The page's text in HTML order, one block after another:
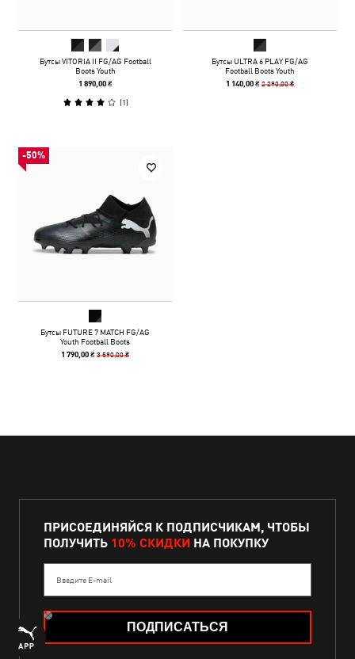
Бутсы VITORIA II FG/AG Football
Boots Youth
1 890,00 ₴
(1)
Бутсы ULTRA 6 PLAY FG/AG
Football Boots Youth
1 140,00 ₴2 290,00 ₴
-50%
Бутсы FUTURE 7 MATCH FG/AG
Youth Football Boots
1 790,00 ₴3 590,00 ₴
ПРИСОЕДИНЯЙСЯ К ПОДПИСЧИКАМ, ЧТОБЫ
ПОЛУЧИТЬ 10% СКИДКИ НА ПОКУПКУ
Введите E-mail
ПОДПИСАТЬСЯ